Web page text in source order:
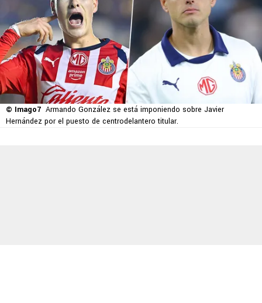
© Imago7 Armando González se está imponiendo sobre Javier
Hernández por el puesto de centrodelantero titular.